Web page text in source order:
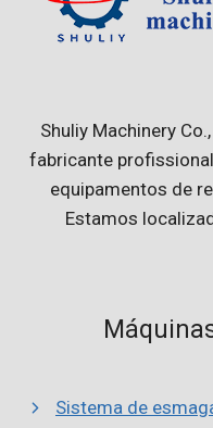
Shuliy Machinery
fabricante
equipamentos de
Estamos
Sistema de